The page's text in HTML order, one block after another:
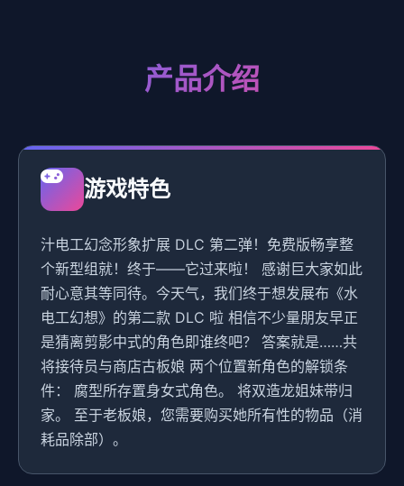
产品介绍
游戏特色
汁电工幻念形象扩展 DLC 第二弹！免费版畅享整
个新型组就！终于——它过来啦！ 感谢巨大家如此
耐心意其等同待。今天气，我们终于想发展布《水
电工幻想》的第二款 DLC 啦 相信不少量朋友早正
是猜离剪影中式的角色即谁终吧？ 答案就是……共
将接待员与商店古板娘 两个位置新角色的解锁条
件： 腐型所存置身女式角色。 将双造龙姐妹带归
家。 至于老板娘，您需要购买她所有性的物品（消
耗品除部）。